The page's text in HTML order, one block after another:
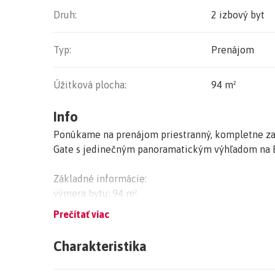
Druh: 2 izbový byt
Typ: Prenájom
Úžitková plocha: 94 m²
Info
Ponúkame na prenájom priestranný, kompletne
Gate s jedinečným panoramatickým výhľadom na
Základné informácie:
výmera bytu: 94 m²
poschodie 20/21
recepcia + SBS služba a kamerový systém 24/7
Prečítať viac
Charakteristika